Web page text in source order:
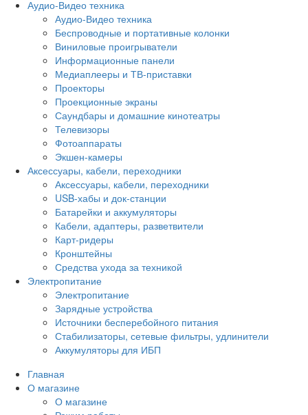
Аудио-Видео техника
Аудио-Видео техника
Беспроводные и портативные колонки
Виниловые проигрыватели
Информационные панели
Медиаплееры и ТВ-приставки
Проекторы
Проекционные экраны
Саундбары и домашние кинотеатры
Телевизоры
Фотоаппараты
Экшен-камеры
Аксессуары, кабели, переходники
Аксессуары, кабели, переходники
USB-хабы и док-станции
Батарейки и аккумуляторы
Кабели, адаптеры, разветвители
Карт-ридеры
Кронштейны
Средства ухода за техникой
Электропитание
Электропитание
Зарядные устройства
Источники бесперебойного питания
Стабилизаторы, сетевые фильтры, удлинители
Аккумуляторы для ИБП
Главная
О магазине
О магазине